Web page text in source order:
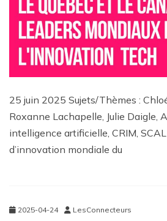
25 juin 2025 Sujets/Thèmes :
Roxanne Lachapelle, Julie Daigle,
intelligence artificielle, CRIM,
d’innovation mondiale du
2025-04-24 LesConnecteurs